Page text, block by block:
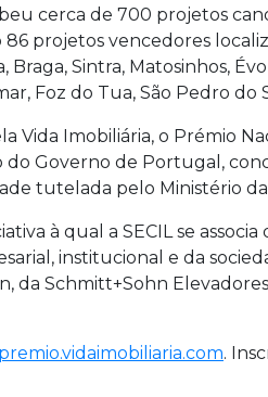
cerca de 700 projetos
projetos vencedores
Braga, Sintra, Matosinhos,
Foz do Tua, São Pedro
Vida Imobiliária, o Prémio
Governo de Portugal,
tutelada pelo Ministério
à qual a SECIL se
institucional e da
da Schmitt+Sohn
premio.vidaimobiliaria.com.